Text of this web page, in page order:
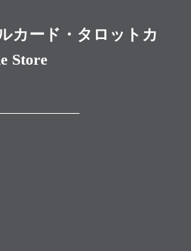
カード・タロットカ
Store